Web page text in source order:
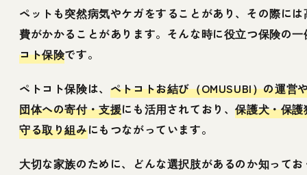
ペットも突然病気やケガをすることがあり、その際に
費がかかることがあります。そんな時に役立つ保険の
コト保険です。
ペトコト保険は、 ペトコトお結び（OMUSUBI）の運営
団体への寄付・支援にも活用されており、保護犬・保
守る取り組みにもつながっています。
大切な家族のために、どんな選択肢があるのか知って